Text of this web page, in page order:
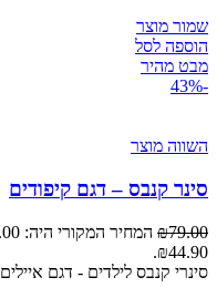
שמור מוצר
הוספה לסל
מבט מהיר
-43%
השווה מוצר
סינר קנבס – דגם קיפודים
₪79.00 המחיר המקורי היה: ₪79.00.
₪44.90.
סינרי קנבס לילדים - דגם איילים